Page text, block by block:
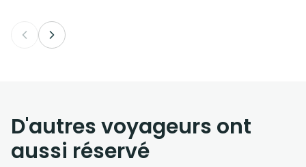
D'autres voyageurs ont
aussi réservé